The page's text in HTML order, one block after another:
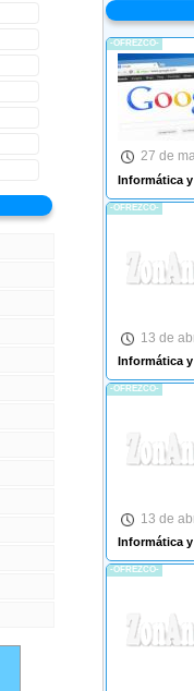
-OFREZCO-
27 de
Informática
-OFREZCO-
13 de
Informática y
-OFREZCO-
13 de
Informática
-OFREZCO-